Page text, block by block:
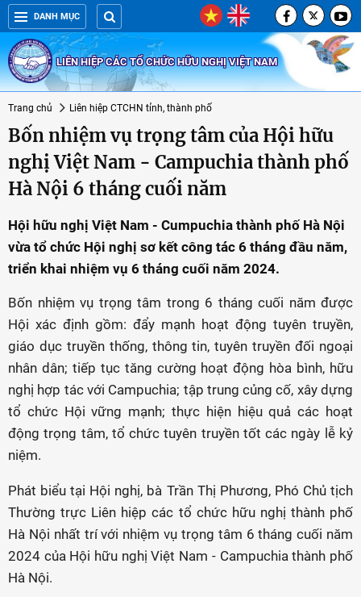
DANH MỤC
LIÊN HIỆP CÁC TỔ CHỨC HỮU NGHỊ VIỆT NAM
Trang chủ Liên hiệp CTCHN tỉnh, thành phố
Bốn nhiệm vụ trọng tâm của Hội hữu
nghị Việt Nam - Campuchia thành phố
Hà Nội 6 tháng cuối năm
Hội hữu nghị Việt Nam - Cumpuchia thành phố Hà Nội
vừa tổ chức Hội nghị sơ kết công tác 6 tháng đầu năm,
triển khai nhiệm vụ 6 tháng cuối năm 2024.
Bốn nhiệm vụ trọng tâm trong 6 tháng cuối năm được
Hội xác định gồm: đẩy mạnh hoạt động tuyên truyền,
giáo dục truyền thống, thông tin, tuyên truyền đối ngoại
nhân dân; tiếp tục tăng cường hoạt động hòa bình, hữu
nghị hợp tác với Campuchia; tập trung củng cố, xây dựng
tổ chức Hội vững mạnh; thực hiện hiệu quả các hoạt
động trọng tâm, tổ chức tuyên truyền tốt các ngày lễ kỷ
niệm.
Phát biểu tại Hội nghị, bà Trần Thị Phương, Phó Chủ tịch
Thường trực Liên hiệp các tổ chức hữu nghị thành phố
Hà Nội nhất trí với nhiệm vụ trọng tâm 6 tháng cuối năm
2024 của Hội hữu nghị Việt Nam - Campuchia thành phố
Hà Nội.